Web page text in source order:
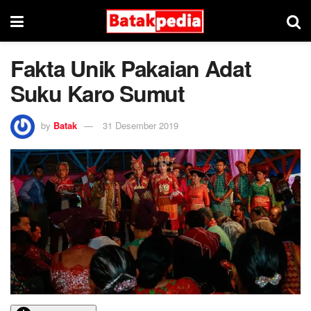
Fakta Unik Pakaian Adat
Suku Karo Sumut
by Batak 31 Desember 2019